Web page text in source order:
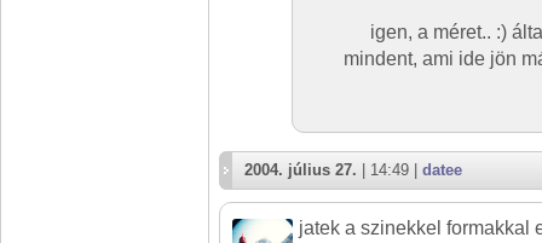
igen, a méret.. :)
mindent, ami ide jön
2004. július 27. | 14:49 | datee
jatek a szinekkel formakkal